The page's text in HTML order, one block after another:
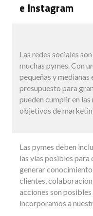
e Instagram
Las redes sociales
muchas pymes. Con
pequeñas y medianas
presupuesto para
pueden cumplir en las
objetivos de
Las pymes deben
las vías posibles para
generar
clientes,
acciones son
incorporamos a